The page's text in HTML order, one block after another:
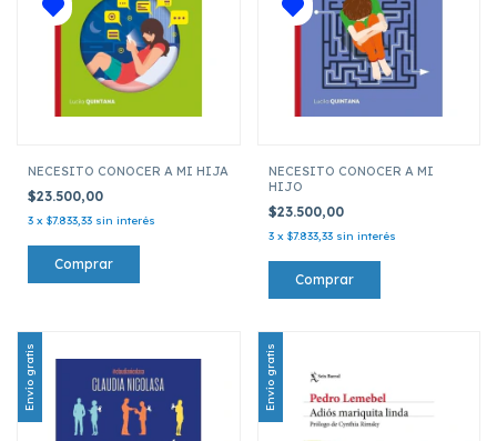
NECESITO CONOCER A MI HIJA
$23.500,00
3 x $7.833,33 sin interés
NECESITO CONOCER A MI
HIJO
$23.500,00
3 x $7.833,33 sin interés
Envío gratis Envío gratis